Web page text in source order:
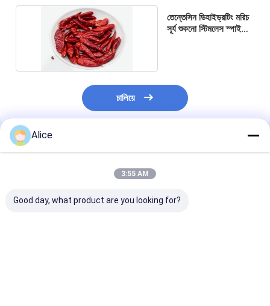
তেন্তেসিন ডিহাইড্রটিং মরিচ
সূর্য শুকনো স্টিমলেস স্পাইসিড
চালিয়ে
প্রস্তাবিত পণ্য
Alice
3:55 AM
Good day, what product are you looking for?